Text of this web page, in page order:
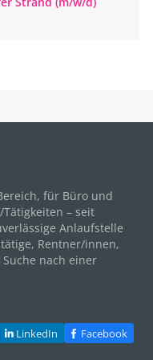
für Büro und
– seit
Anlaufstelle
Rentner/innen,
nach einer
LinkedIn
Facebook